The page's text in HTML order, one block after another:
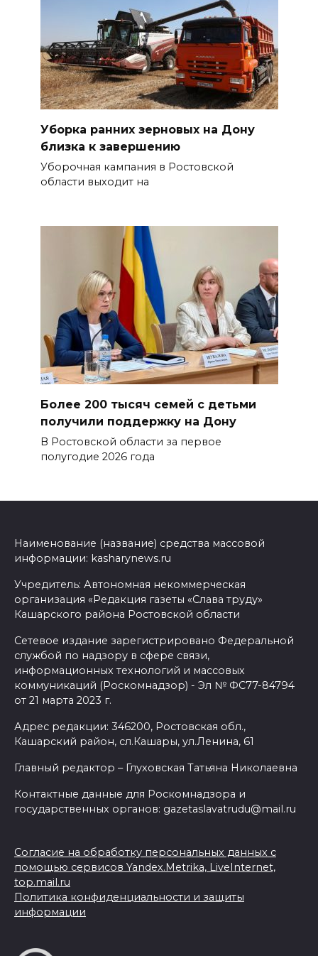
Уборка ранних зерновых на Дону
близка к завершению
Уборочная кампания в Ростовской
области выходит на
Более 200 тысяч семей с детьми
получили поддержку на Дону
В Ростовской области за первое
полугодие 2026 года
Наименование (название) средства массовой
информации: kasharynews.ru
Учредитель: Автономная некоммерческая
организация «Редакция газеты «Слава труду»
Кашарского района Ростовской области
Сетевое издание зарегистрировано Федеральной
службой по надзору в сфере связи,
информационных технологий и массовых
коммуникаций (Роскомнадзор) - Эл № ФС77-84794
от 21 марта 2023 г.
Адрес редакции: 346200, Ростовская обл.,
Кашарский район, сл.Кашары, ул.Ленина, 61
Главный редактор – Глуховская Татьяна Николаевна
Контактные данные для Роскомнадзора и
государственных органов: gazetaslavatrudu@mail.ru
Согласие на обработку персональных данных с
помощью сервисов Yandex.Metrika, LiveInternet,
top.mail.ru
Политика конфиденциальности и защиты
информации